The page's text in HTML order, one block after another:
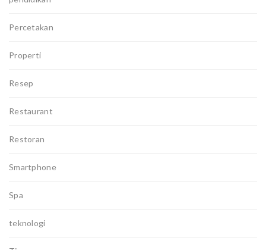
Percetakan
Properti
Resep
Restaurant
Restoran
Smartphone
Spa
teknologi